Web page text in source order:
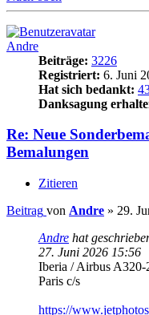
Andre
Beiträge: 3226
Registriert: 6. Juni
Hat sich bedankt:
Danksagung
Re: Neue
Bemalungen
Zitieren
Beitrag von Andre » 29.
Andre hat
27. Juni 2026 15:56
Iberia / Airbus
Paris c/s
https://